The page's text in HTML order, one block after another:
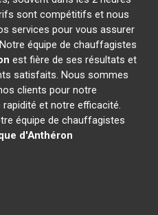
sont compétitifs et nous
services pour vous assurer
équipe de chauffagistes
est fière de ses résultats et
satisfaits. Nous sommes
clients pour notre
et notre efficacité.
équipe de chauffagistes
d'Anthéron